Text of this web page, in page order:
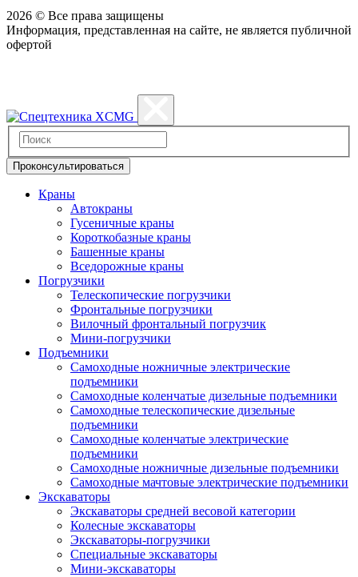
2026 © Все права защищены
Информация, представленная на сайте, не является публичной
офертой
Проконсультироваться
Краны
Автокраны
Гусеничные краны
Короткобазные краны
Башенные краны
Вcедорожные краны
Погрузчики
Телескопические погрузчики
Фронтальные погрузчики
Вилочный фронтальный погрузчик
Мини-погрузчики
Подъемники
Самоходные ножничные электрические
подъемники
Самоходные коленчатые дизельные подъемники
Самоходные телескопические дизельные
подъемники
Самоходные коленчатые электрические
подъемники
Самоходные ножничные дизельные подъемники
Самоходные мачтовые электрические подъемники
Экскаваторы
Экскаваторы средней весовой категории
Колесные экскаваторы
Экскаваторы-погрузчики
Специальные экскаваторы
Мини-экскаваторы